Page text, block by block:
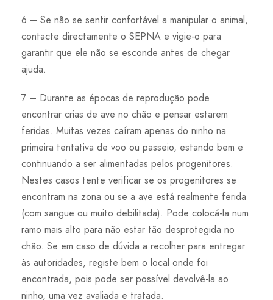
6 – Se não se sentir confortável a manipular o animal,
contacte directamente o SEPNA e vigie-o para
garantir que ele não se esconde antes de chegar
ajuda.
7 – Durante as épocas de reprodução pode
encontrar crias de ave no chão e pensar estarem
feridas. Muitas vezes caíram apenas do ninho na
primeira tentativa de voo ou passeio, estando bem e
continuando a ser alimentadas pelos progenitores.
Nestes casos tente verificar se os progenitores se
encontram na zona ou se a ave está realmente ferida
(com sangue ou muito debilitada). Pode colocá-la num
ramo mais alto para não estar tão desprotegida no
chão. Se em caso de dúvida a recolher para entregar
às autoridades, registe bem o local onde foi
encontrada, pois pode ser possível devolvê-la ao
ninho, uma vez avaliada e tratada.